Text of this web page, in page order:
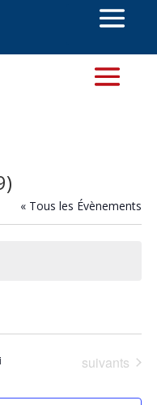
« Tous les Évènements
Évènements
suivants